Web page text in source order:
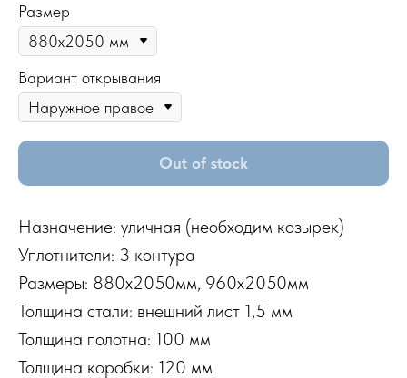
Размер
Вариант открывания
Out of stock
Назначение: уличная (необходим козырек)
Уплотнители: 3 контура
Размеры: 880x2050мм, 960x2050мм
Толщина стали: внешний лист 1,5 мм
Толщина полотна: 100 мм
Толщина коробки: 120 мм